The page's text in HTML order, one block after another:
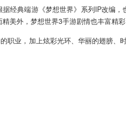
经典端游《梦想世界》系列IP改编
美外，梦想世界3手游剧情也丰富精
业，加上炫彩光环、华丽的翅膀